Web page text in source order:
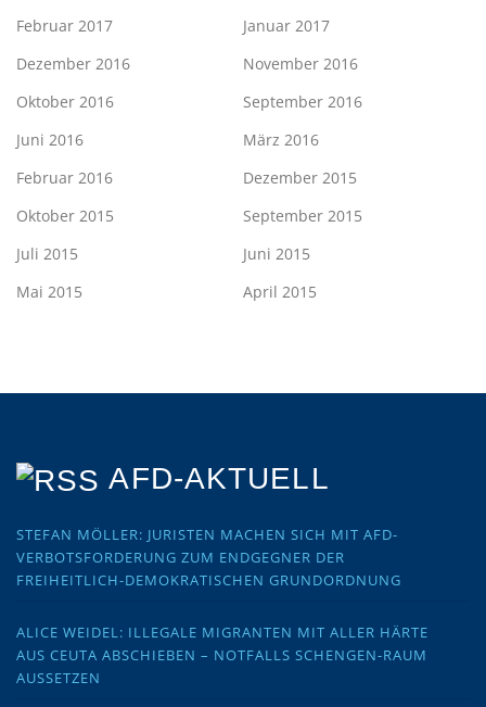
Februar 2017
Januar 2017
Dezember 2016
November 2016
Oktober 2016
September 2016
Juni 2016
März 2016
Februar 2016
Dezember 2015
Oktober 2015
September 2015
Juli 2015
Juni 2015
Mai 2015
April 2015
AFD-AKTUELL
STEFAN MÖLLER: JURISTEN MACHEN SICH MIT AFD-
VERBOTSFORDERUNG ZUM ENDGEGNER DER
FREIHEITLICH-DEMOKRATISCHEN GRUNDORDNUNG
ALICE WEIDEL: ILLEGALE MIGRANTEN MIT ALLER HÄRTE
AUS CEUTA ABSCHIEBEN – NOTFALLS SCHENGEN-RAUM
AUSSETZEN